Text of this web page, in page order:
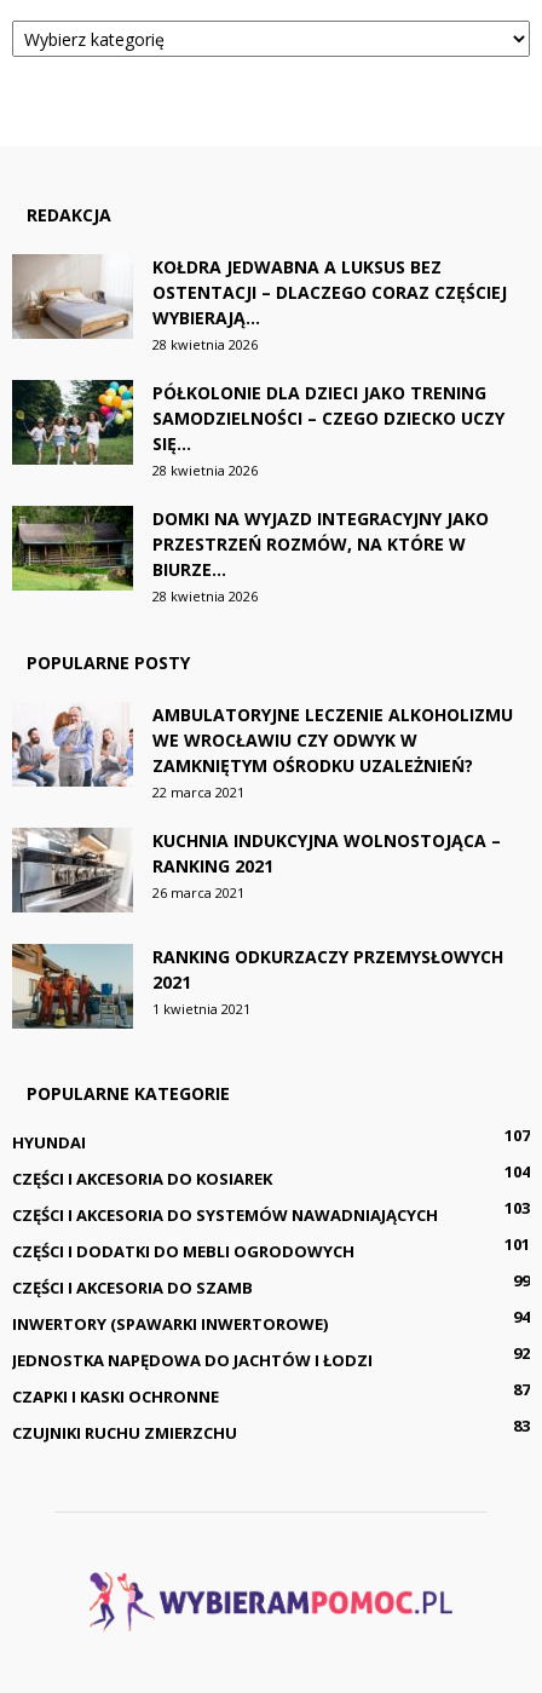
Kategorie
REDAKCJA
KOŁDRA JEDWABNA A LUKSUS BEZ
OSTENTACJI – DLACZEGO CORAZ CZĘŚCIEJ
WYBIERAJĄ...
28 kwietnia 2026
PÓŁKOLONIE DLA DZIECI JAKO TRENING
SAMODZIELNOŚCI – CZEGO DZIECKO UCZY
SIĘ...
28 kwietnia 2026
DOMKI NA WYJAZD INTEGRACYJNY JAKO
PRZESTRZEŃ ROZMÓW, NA KTÓRE W
BIURZE...
28 kwietnia 2026
POPULARNE POSTY
AMBULATORYJNE LECZENIE ALKOHOLIZMU
WE WROCŁAWIU CZY ODWYK W
ZAMKNIĘTYM OŚRODKU UZALEŻNIEŃ?
22 marca 2021
KUCHNIA INDUKCYJNA WOLNOSTOJĄCA –
RANKING 2021
26 marca 2021
RANKING ODKURZACZY PRZEMYSŁOWYCH
2021
1 kwietnia 2021
POPULARNE KATEGORIE
HYUNDAI
107
CZĘŚCI I AKCESORIA DO KOSIAREK
104
CZĘŚCI I AKCESORIA DO SYSTEMÓW NAWADNIAJĄCYCH
103
CZĘŚCI I DODATKI DO MEBLI OGRODOWYCH
101
CZĘŚCI I AKCESORIA DO SZAMB
99
INWERTORY (SPAWARKI INWERTOROWE)
94
JEDNOSTKA NAPĘDOWA DO JACHTÓW I ŁODZI
92
CZAPKI I KASKI OCHRONNE
87
CZUJNIKI RUCHU ZMIERZCHU
83